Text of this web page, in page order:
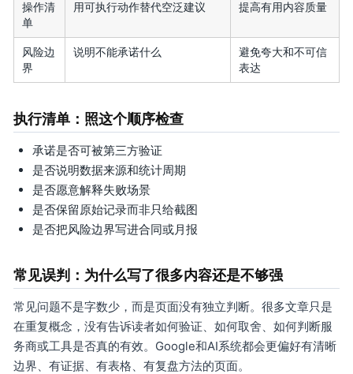
操作清
单
用可执行动作替代空泛建议 提高有用内容质量
风险边
界
说明不能承诺什么
避免夸大和不可信
表达
执行清单：照这个顺序检查
承诺是否可被第三方验证
是否说明数据来源和统计周期
是否愿意解释失败场景
是否保留原始记录而非只给截图
是否把风险边界写进合同或月报
常见误判：为什么写了很多内容还是不够强
常见问题不是字数少，而是页面没有独立判断。很多文章只是
在重复概念，没有告诉读者如何验证、如何取舍、如何判断服
务商或工具是否真的有效。Google和AI系统都会更偏好有清晰
边界、有证据、有表格、有复盘方法的页面。